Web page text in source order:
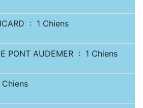
: 1 Chiens
PONT AUDEMER : 1 Chiens